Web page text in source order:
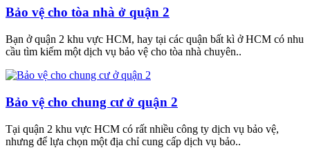
Bảo vệ cho tòa nhà ở quận 2
Bạn ở quận 2 khu vực HCM, hay tại các quận bất kì ở HCM có nhu
cầu tìm kiếm một dịch vụ bảo vệ cho tòa nhà chuyên..
Bảo vệ cho chung cư ở quận 2
Tại quận 2 khu vực HCM có rất nhiều công ty dịch vụ bảo vệ,
nhưng để lựa chọn một địa chỉ cung cấp dịch vụ bảo..